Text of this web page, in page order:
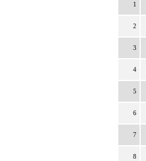
1
2
3
4
5
6
7
8